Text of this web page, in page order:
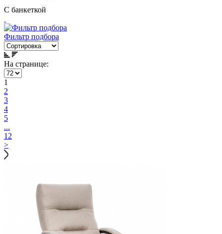
С банкеткой
Фильтр подбора
На странице:
1
2
3
4
5
...
12
>